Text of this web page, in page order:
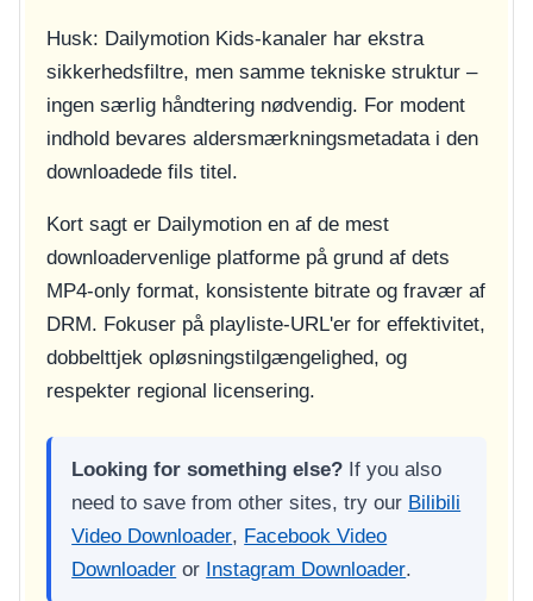
Husk: Dailymotion Kids-kanaler har ekstra
sikkerhedsfiltre, men samme tekniske struktur –
ingen særlig håndtering nødvendig. For modent
indhold bevares aldersmærkningsmetadata i den
downloadede fils titel.
Kort sagt er Dailymotion en af de mest
downloadervenlige platforme på grund af dets
MP4-only format, konsistente bitrate og fravær af
DRM. Fokuser på playliste-URL'er for effektivitet,
dobbelttjek opløsningstilgængelighed, og
respekter regional licensering.
Looking for something else? If you also
need to save from other sites, try our Bilibili
Video Downloader, Facebook Video
Downloader or Instagram Downloader.